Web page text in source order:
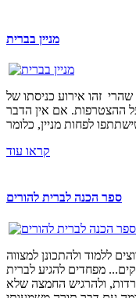
מניין בברית
זהו אירוע כניסתו של
ההצטרפות. אם אין הדבר
קראו עוד
ספר הכנה לברית להורים
ללמוד ולהתכונן למצווה
מפחדים להגיע לברית
ולהרגיש החמצה שלא